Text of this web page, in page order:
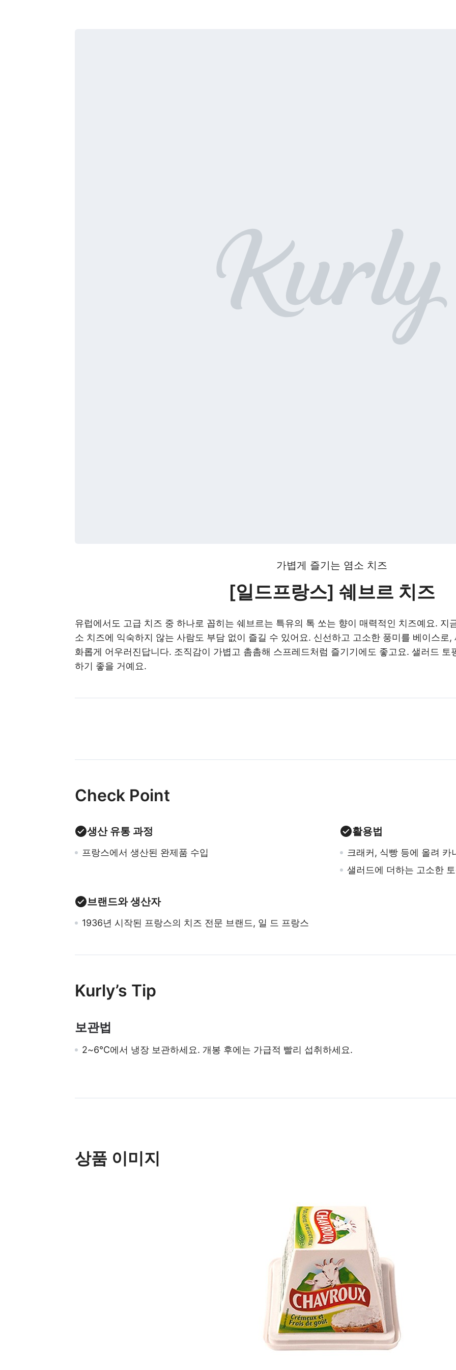
가볍게 즐기는 염소 치즈
[일드프랑스] 쉐브르 치즈
유럽에서도 고급 치즈 중 하나로 꼽히는 쉐브르는 특유의 톡 쏘는 향이 매력적인 치즈예요. 지
소 치즈에 익숙하지 않는 사람도 부담 없이 즐길 수 있어요. 신선하고 고소한 풍미를 베이스로
화롭게 어우러진답니다. 조직감이 가볍고 촘촘해 스프레드처럼 즐기기에도 좋고요. 샐러드 토
하기 좋을 거예요.
Check Point
생산 유통 과정
프랑스에서 생산된 완제품 수입
활용법
크래커, 식빵 등에 올려 카
샐러드에 더하는 고소한
브랜드와 생산자
1936년 시작된 프랑스의 치즈 전문 브랜드, 일 드 프랑스
Kurly’s Tip
보관법
2~6℃에서 냉장 보관하세요. 개봉 후에는 가급적 빨리 섭취하세요.
상품 이미지